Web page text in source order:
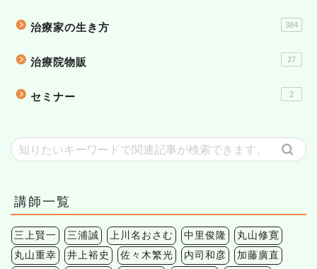
治療家の生き方 384
治療院物販 27
セミナー 2
講師一覧
三上賢一 三浦誠 上川名おさむ 中里俊隆
丸山修寛
丸山重幸
井上裕史 佐々木繁光 内司和彦
加藤廣直